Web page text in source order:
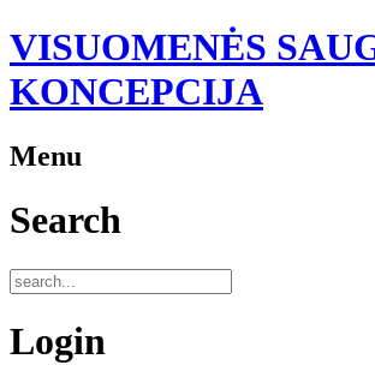
VISUOMENĖS
KONCEPCIJA
Menu
Search
Login